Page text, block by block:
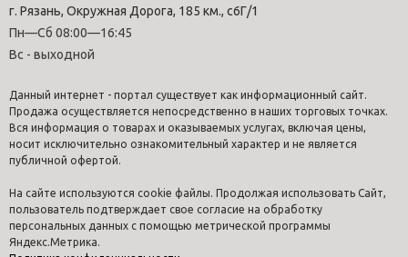
г. Рязань, Окружная Дорога, 185 км., с6Г/1
Пн—Сб 08:00—16:45
Вс - выходной
Данный интернет - портал существует как информационный сайт.
Продажа осуществляется непосредственно в наших торговых точках.
Вся информация о товарах и оказываемых услугах, включая цены,
носит исключительно ознакомительный характер и не является
публичной офертой.
На сайте используются cookie файлы. Продолжая использовать Сайт,
пользователь подтверждает свое согласие на обработку
персональных данных с помощью метрической программы
Яндекс.Метрика.